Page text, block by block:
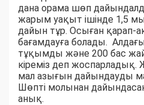
дана орама шөп
жарым уақыт ішінде 1,5
дайын тұр. Осыған
бағамдауға болады.
тұқымды және 200 бас
кіреміз деп
мал азығын дайындауды
Шөпті молынан
анық.